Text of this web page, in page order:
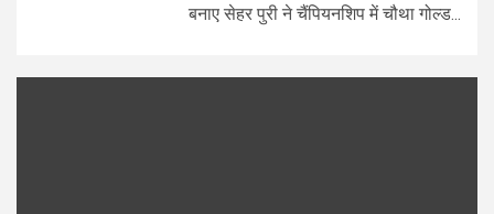
बनाए सेहर पुरी ने चैंपियनशिप में चौथा गोल्ड...